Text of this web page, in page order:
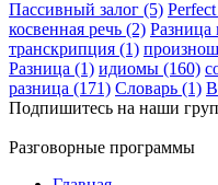
Пассивный залог (5)
косвенная речь (2) Разница
транскрипция (1)
Разница (1) идиомы (160)
разница (171) Словарь (1)
Подпишитесь на наши
Разговорные программы